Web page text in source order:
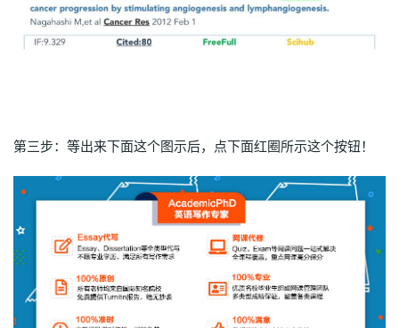
第三步：等出来下面这个图示后，点下面红圈所示这个按钮！